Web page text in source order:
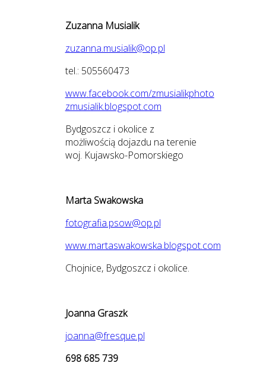
Zuzanna Musialik
zuzanna.musialik@op.pl
tel.: 505560473
www.facebook.com/zmusialikphoto
zmusialik.blogspot.com
Bydgoszcz i okolice z
możliwością dojazdu na terenie
woj. Kujawsko-Pomorskiego
Marta Swakowska
fotografia.psow@op.pl
www.martaswakowska.blogspot.com
Chojnice, Bydgoszcz i okolice.
Joanna Graszk
joanna@fresque.pl
698 685 739